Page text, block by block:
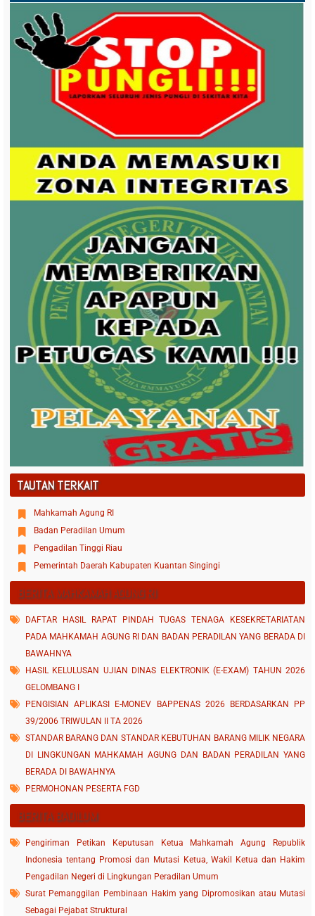
TAUTAN TERKAIT
Mahkamah Agung RI
Badan Peradilan Umum
Pengadilan Tinggi Riau
Pemerintah Daerah Kabupaten Kuantan Singingi
BERITA MAHKAMAH AGUNG RI
DAFTAR HASIL RAPAT PINDAH TUGAS TENAGA KESEKRETARIATAN
PADA MAHKAMAH AGUNG RI DAN BADAN PERADILAN YANG BERADA DI
BAWAHNYA
HASIL KELULUSAN UJIAN DINAS ELEKTRONIK (E-EXAM) TAHUN 2026
GELOMBANG I
PENGISIAN APLIKASI E-MONEV BAPPENAS 2026 BERDASARKAN PP
39/2006 TRIWULAN II TA 2026
STANDAR BARANG DAN STANDAR KEBUTUHAN BARANG MILIK NEGARA
DI LINGKUNGAN MAHKAMAH AGUNG DAN BADAN PERADILAN YANG
BERADA DI BAWAHNYA
PERMOHONAN PESERTA FGD
BERITA BADILUM
Pengiriman Petikan Keputusan Ketua Mahkamah Agung Republik
Indonesia tentang Promosi dan Mutasi Ketua, Wakil Ketua dan Hakim
Pengadilan Negeri di Lingkungan Peradilan Umum
Surat Pemanggilan Pembinaan Hakim yang Dipromosikan atau Mutasi
Sebagai Pejabat Struktural